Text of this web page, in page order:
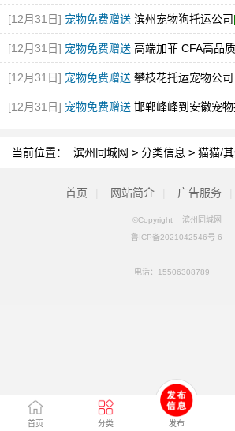
首页 分类 发布
[12月31日] 宠物免费赠送 滨州宠物狗托运公司
[12月31日] 宠物免费赠送 高端加菲 CFA高品
[12月31日] 宠物免费赠送 攀枝花托运宠物公司
[12月31日] 宠物免费赠送 邯郸峰峰到安徽宠
当前位置： 滨州同城网 > 分类信息 > 猫猫/
首页 网站简介 广告服务
©Copyright 滨州同城网
鲁ICP备2021042546号-6
电话： 15506308789